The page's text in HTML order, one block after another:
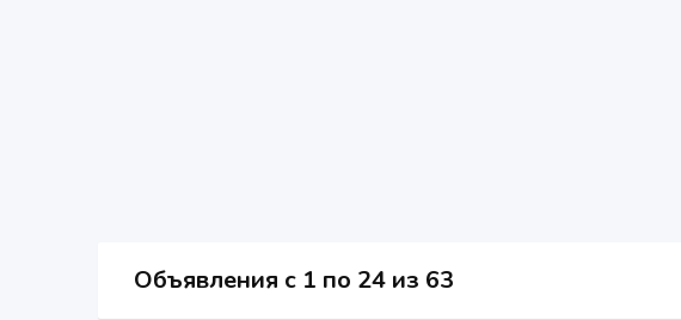
Объявления c 1 по 24 из 63